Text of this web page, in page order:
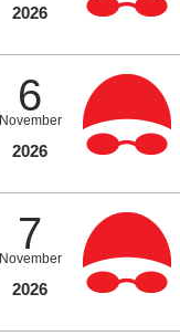
2026
6
November
2026
7
November
2026